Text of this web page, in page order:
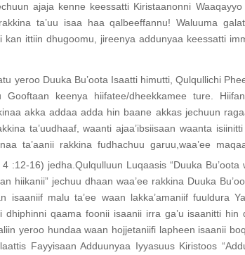
ajaja kenne keessatti Kiristaanonni
ta’uu isaa haa qalbeeffannu! Waluuma
kan ittiin dhugoomu, jireenya addunyaa keessatti
yeroo Duuka Bu’oota Isaatti himutti, Qulqullichi
keenya hiifatee/dheekkamee ture.
akka addaa adda hin baane akkas jechuun
ta’uudhaaf, waanti ajaa’ibsiisaan waanta
ta’aanii rakkina fudhachuu garuu,waa’ee
4 :12-16) jedha.Qulqulluun Luqaasis “Duuka
hiikanii” jechuu dhaan waa’ee rakkina Duuka
isaaniif malu ta’ee waan lakka’amaniif fuuldura
qaama foonii isaanii irra ga’u isaanitti hin
yeroo hundaa waan hojjetaniifi lapheen isaanii
Fayyisaan Adduunyaa Iyyasuus Kiristoos